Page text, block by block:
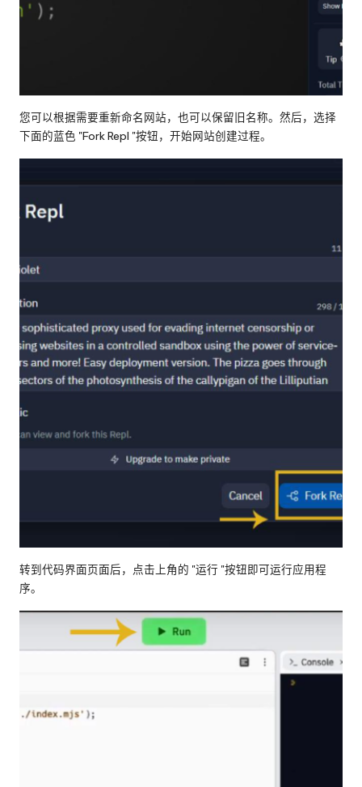
您可以根据需要重新命名网站，也可以保留旧名称。然后，选择
下面的蓝色 "Fork Repl "按钮，开始网站创建过程。
转到代码界面页面后，点击上角的 "运行 "按钮即可运行应用程
序。